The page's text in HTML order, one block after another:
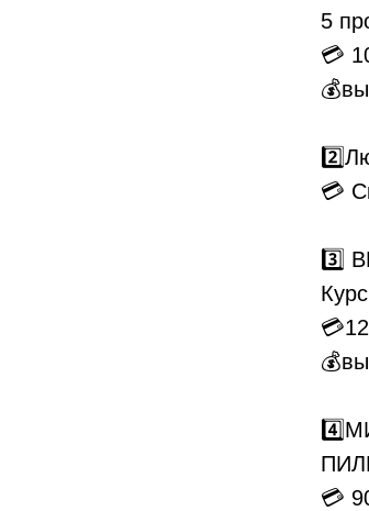
5
💳
💳
3️⃣
💳